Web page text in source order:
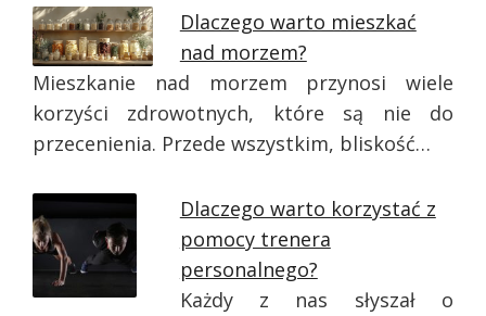
Dlaczego warto mieszkać
nad morzem?
Mieszkanie nad morzem przynosi wiele
korzyści zdrowotnych, które są nie do
przecenienia. Przede wszystkim, bliskość…
Dlaczego warto korzystać z
pomocy trenera
personalnego?
Każdy z nas słyszał o